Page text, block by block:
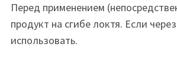
Перед применением
продукт на сгибе локтя. Если
использовать.